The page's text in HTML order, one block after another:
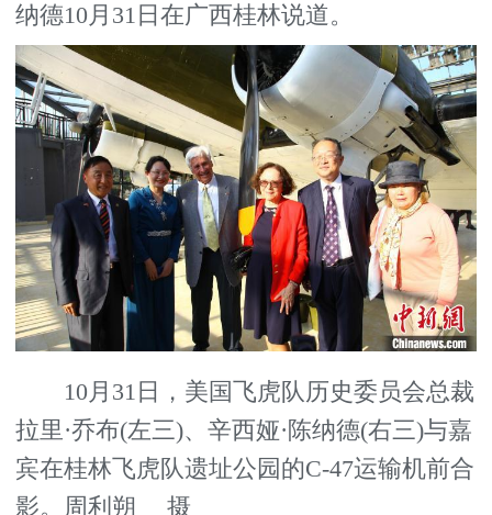
纳德10月31日在广西桂林说道。
10月31日，美国飞虎队历史委员会总裁
拉里·乔布(左三)、辛西娅·陈纳德(右三)与嘉
宾在桂林飞虎队遗址公园的C-47运输机前合
影。周利朔 摄